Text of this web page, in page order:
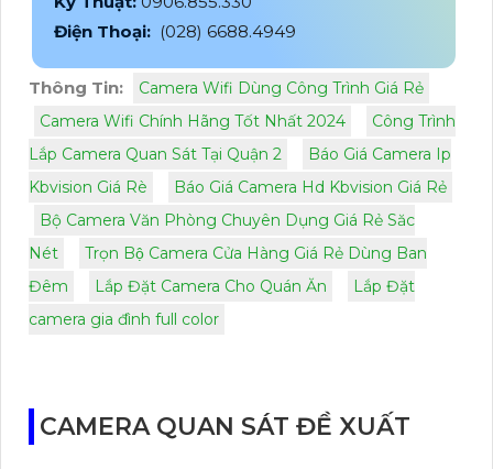
Điện Thoại: (028) 6688.4949
Thông Tin:
Camera Wifi Dùng Công Trình Giá Rẻ
Camera Wifi Chính Hãng Tốt Nhất 2024
Công Trình
Lắp Camera Quan Sát Tại Quận 2
Báo Giá Camera Ip
Kbvision Giá Rè
Báo Giá Camera Hd Kbvision Giá Rẻ
Bộ Camera Văn Phòng Chuyên Dụng Giá Rẻ Săc
Nét
Trọn Bộ Camera Cửa Hàng Giá Rẻ Dùng Ban
Đêm
Lắp Đặt Camera Cho Quán Ăn
Lắp Đặt
camera gia đình full color
CAMERA QUAN SÁT ĐỀ XUẤT